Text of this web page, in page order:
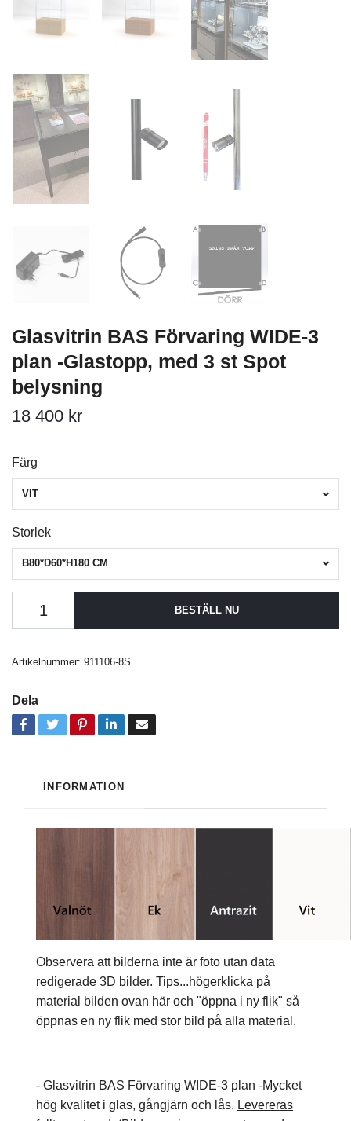
Glasvitrin BAS Förvaring WIDE-3
plan -Glastopp, med 3 st Spot
belysning
18 400 kr
Färg
VIT
Storlek
B80*D60*H180 CM
BESTÄLL NU
Artikelnummer: 911106-8S
Dela
INFORMATION
Observera att bilderna inte är foto utan data
redigerade 3D bilder. Tips...högerklicka på
material bilden ovan här och "öppna i ny flik" så
öppnas en ny flik med stor bild på alla material.
- Glasvitrin BAS Förvaring WIDE-3 plan -Mycket
hög kvalitet i glas, gångjärn och lås. Levereras